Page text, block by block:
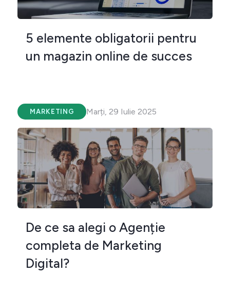
5 elemente obligatorii pentru
un magazin online de succes
MARKETING Marți, 29 Iulie 2025
De ce sa alegi o Agenție
completa de Marketing
Digital?